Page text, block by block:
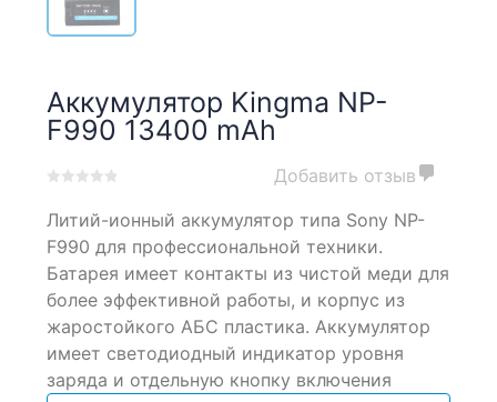
Аккумулятор Kingma NP-
F990 13400 mAh
out
of
on
customer
ratings
Добавить отзыв
Литий-ионный аккумулятор типа Sony NP-
F990 для профессиональной техники.
Батарея имеет контакты из чистой меди для
более эффективной работы, и корпус из
жаростойкого АБС пластика. Аккумулятор
имеет светодиодный индикатор уровня
заряда и отдельную кнопку включения